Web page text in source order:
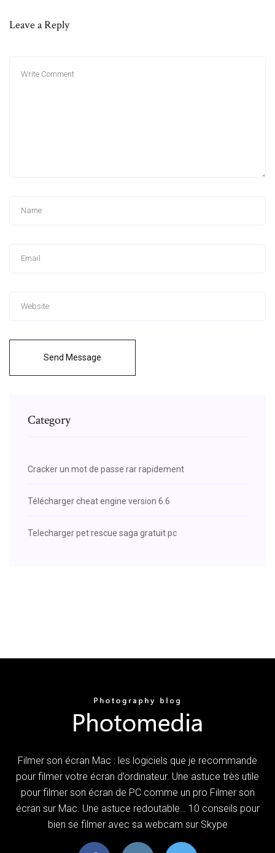
Leave a Reply
Send Message
Category
Cracker un mot de passe rar rapidement
Télécharger cheat engine version 6.6
Telecharger pet rescue saga gratuit pc
Filmer son écran Mac : les logiciels que je recommande
pour filmer votre écran d’ordinateur. Une astuce très utile
pour filmer son écran de PC comme un pro Filmer son
écran sur Mac. Une astuce redoutable… 10 conseils pour
bien se filmer avec sa webcam sur Skype